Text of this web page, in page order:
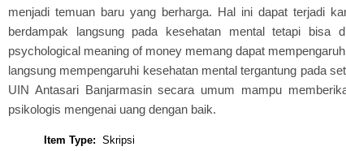
menjadi temuan baru yang berharga. Hal ini dapat terjadi
berdampak langsung pada kesehatan mental tetapi bisa
psychological meaning of money memang dapat
langsung mempengaruhi kesehatan mental tergantung pada
UIN Antasari Banjarmasin secara umum mampu
psikologis mengenai uang dengan baik.
Item Type: Skripsi